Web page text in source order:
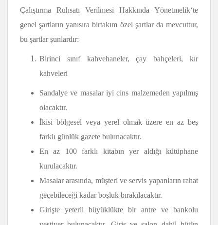
Çalıştırma Ruhsatı Verilmesi Hakkında Yönetmelik‘te
genel şartların yanısıra birtakım özel şartlar da mevcuttur,
bu şartlar şunlardır:
Birinci sınıf kahvehaneler, çay bahçeleri, kır
kahveleri
Sandalye ve masalar iyi cins malzemeden yapılmış
olacaktır.
İkisi bölgesel veya yerel olmak üzere en az beş
farklı günlük gazete bulunacaktır.
En az 100 farklı kitabın yer aldığı kütüphane
kurulacaktır.
Masalar arasında, müşteri ve servis yapanların rahat
geçebileceği kadar boşluk bırakılacaktır.
Girişte yeterli büyüklükte bir antre ve bankolu